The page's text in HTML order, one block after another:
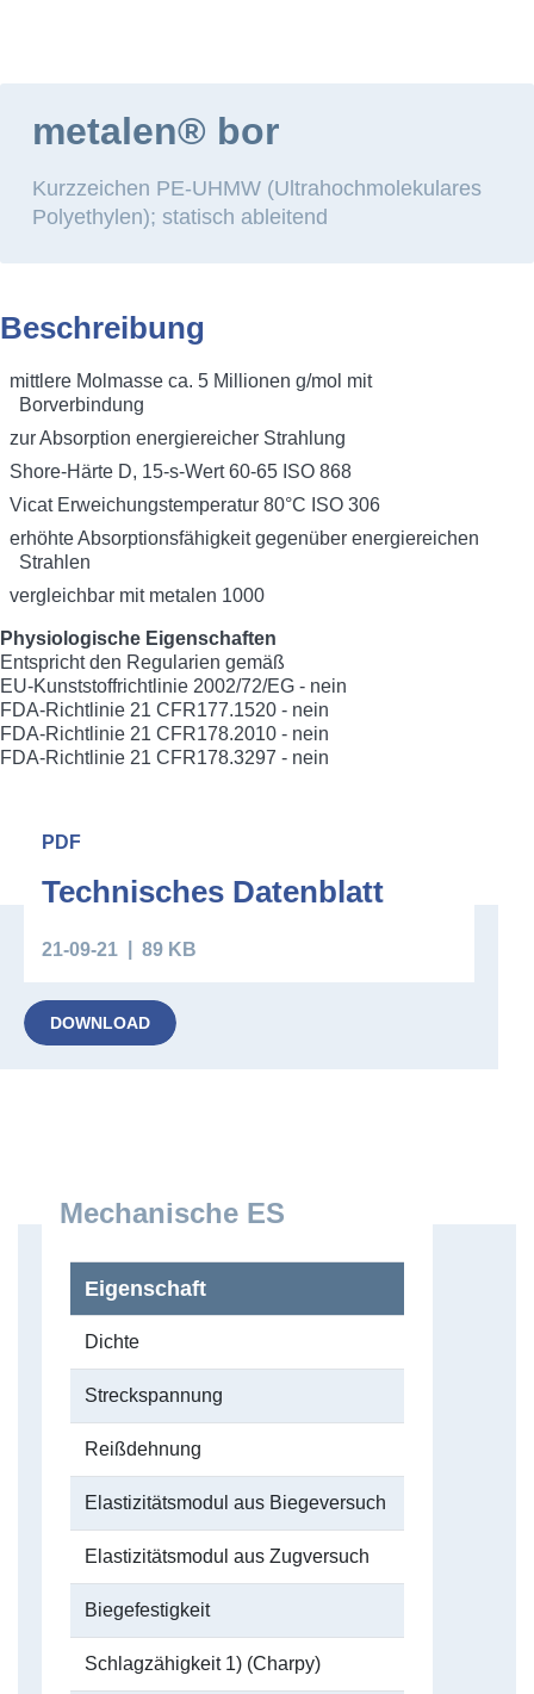
metalen® bor
Kurzzeichen PE-UHMW (Ultrahochmolekulares
Polyethylen); statisch ableitend
Beschreibung
mittlere Molmasse ca. 5 Millionen g/mol mit
Borverbindung
zur Absorption energiereicher Strahlung
Shore-Härte D, 15-s-Wert 60-65 ISO 868
Vicat Erweichungstemperatur 80°C ISO 306
erhöhte Absorptionsfähigkeit gegenüber energiereichen
Strahlen
vergleichbar mit metalen 1000
Physiologische Eigenschaften
Entspricht den Regularien gemäß
EU-Kunststoffrichtlinie 2002/72/EG - nein
FDA-Richtlinie 21 CFR177.1520 - nein
FDA-Richtlinie 21 CFR178.2010 - nein
FDA-Richtlinie 21 CFR178.3297 - nein
Downloads
PDF
Technisches Datenblatt
21-09-21 89 KB
DOWNLOAD
Mechanische ES
Eigenschaft
Dichte
Streckspannung
Reißdehnung
Elastizitätsmodul aus Biegeversuch
Elastizitätsmodul aus Zugversuch
Biegefestigkeit
Schlagzähigkeit 1) (Charpy)